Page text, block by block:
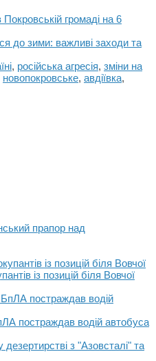
громаді на 6
до зими: важливі заходи та
, російська агресія, зміни на
новопокровське, авдіївка,
прапор над
із позицій біля Вовчої
постраждав водій автобуса